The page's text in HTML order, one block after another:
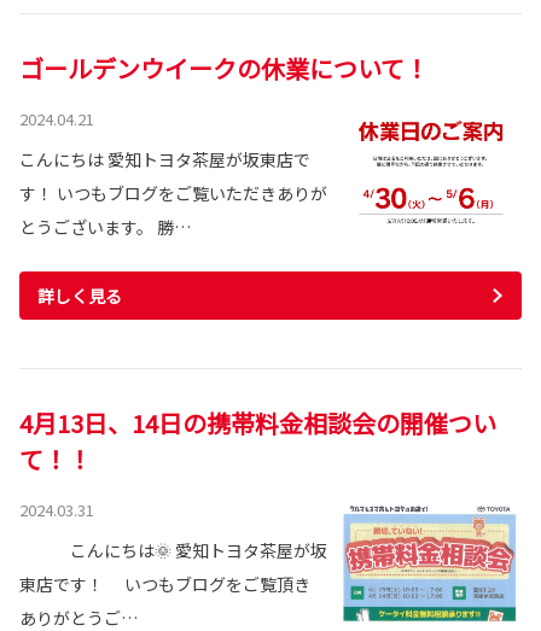
ゴールデンウイークの休業について！
2024.04.21
こんにちは 愛知トヨタ茶屋が坂東店で
す！ いつもブログをご覧いただきありが
とうございます。 勝…
詳しく見る
4月13日、14日の携帯料金相談会の開催つい
て！！
2024.03.31
こんにちは🌞 愛知トヨタ茶屋が坂
東店です！ いつもブログをご覧頂き
ありがとうご…